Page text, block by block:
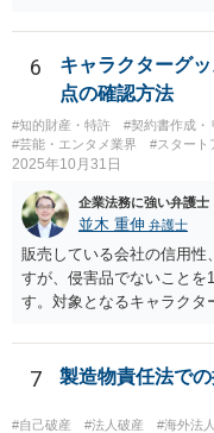
主手の地位確認請求を訴訟
することも考えられます
いとのことであれば、出
ますので、債務不履行を
ることも考えられるかと思
もよりますが、過半数を確
たします。 いずれの手段
容、相手方の主張内容など
すので、本格的に争うこと
え、個別に弁護士にご相談
ます。
6
キャラクターグ
点の確認方法
#知的財産・特許 #契約書作成・
#芸能・エンタメ業界
#スタート
2025年10月31日
企業法務に強い弁護士
並木 重伸 弁護士
販売している会社の信用性
すが、侵害品でないことを
す。対象となるキャラクタ
頼し絵を作ってもらいそれ
いては、作ってもらった
存のキャラクターやそれに
7 製造物責任法で
#自己破産 #法人破産 #海外法